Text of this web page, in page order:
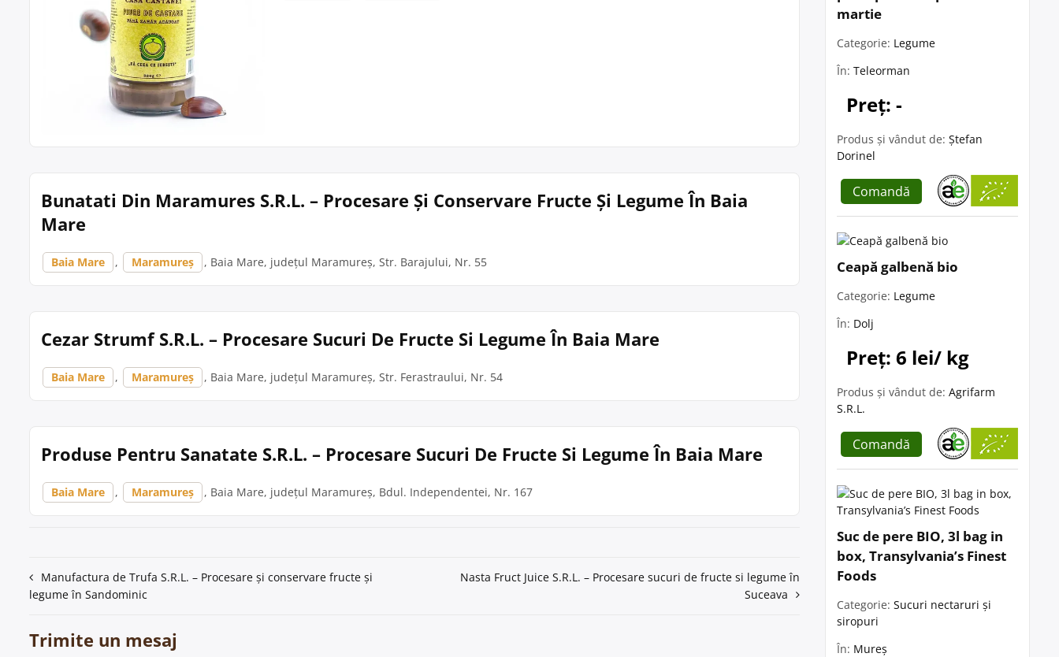
Bunatati Din Maramures S.R.L. – Procesare Și Conservare Fructe Și Legume În Baia
Mare
Baia Mare , Maramureș , Baia Mare, județul Maramureș, Str. Barajului, Nr. 55
Cezar Strumf S.R.L. – Procesare Sucuri De Fructe Si Legume În Baia Mare
Baia Mare , Maramureș , Baia Mare, județul Maramureș, Str. Ferastraului, Nr. 54
Produse Pentru Sanatate S.R.L. – Procesare Sucuri De Fructe Si Legume În Baia Mare
Baia Mare , Maramureș , Baia Mare, județul Maramureș, Bdul. Independentei, Nr. 167
Navigare
în
articole
Manufactura de Trufa S.R.L. – Procesare și conservare fructe și
legume în Sandominic
Nasta Fruct Juice S.R.L. – Procesare sucuri de fructe si legume în
Suceava
Trimite un mesaj
martie
Categorie: Legume
În: Teleorman
Preț: -
Produs și vândut de: Ștefan
Dorinel
Comandă
Ceapă galbenă bio
Categorie: Legume
În: Dolj
Preț: 6 lei/ kg
Produs și vândut de: Agrifarm
S.R.L.
Comandă
Suc de pere BIO, 3l bag in
box, Transylvania’s Finest
Foods
Categorie: Sucuri nectaruri și
siropuri
În: Mureș